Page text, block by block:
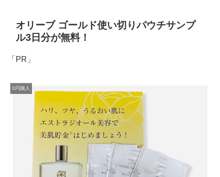
オリーブ ゴールド使い切りパウチサンプ
ル3日分が無料！
「PR」
0円購入